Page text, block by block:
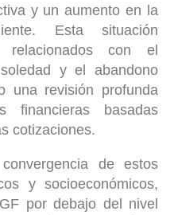
y un aumento en la
Esta situación
relacionados con el
y el abandono
una revisión profunda
financieras basadas
cotizaciones.
de estos
y socioeconómicos,
por debajo del nivel